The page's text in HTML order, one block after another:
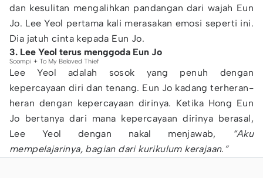
dan kesulitan mengalihkan pandangan dari wajah Eun
Jo. Lee Yeol pertama kali merasakan emosi seperti ini.
Dia jatuh cinta kepada Eun Jo.
3. Lee Yeol terus menggoda Eun Jo
Soompi + To My Beloved Thief
Lee Yeol adalah sosok yang penuh dengan
kepercayaan diri dan tenang. Eun Jo kadang terheran-
heran dengan kepercayaan dirinya. Ketika Hong Eun
Jo bertanya dari mana kepercayaan dirinya berasal,
Lee Yeol dengan nakal menjawab,
“Aku
mempelajarinya, bagian dari kurikulum kerajaan.”